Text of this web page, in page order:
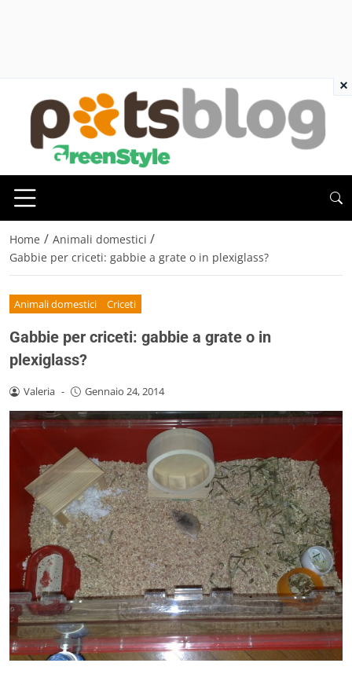
Home / Animali domestici /
Gabbie per criceti: gabbie a grate o in plexiglass?
Animali domestici Criceti
Gabbie per criceti: gabbie a grate o in
plexiglass?
Valeria - Gennaio 24, 2014
×